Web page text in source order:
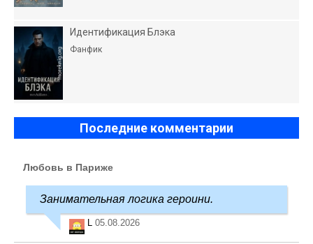
Идентификация Блэка
Фанфик
Последние комментарии
Любовь в Париже
Занимательная логика героини.
L 05.08.2026